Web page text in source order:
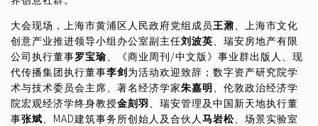
大会现场，上海市黄浦区人民政府党组成员王鼐、上海市文化
创意产业推进领导小组办公室副主任刘波英、瑞安房地产有限
公司执行董事罗宝瑜、《商业周刊/中文版》事业群出版人、现
代传播集团执行董事李剑为活动欢迎致辞；数字资产研究院学
术与技术委员会主席、著名经济学家朱嘉明、伦敦政治经济学
院宏观经济学终身教授金刻羽、瑞安管理及中国新天地执行董
事张斌、MAD建筑事务所创始人及合伙人马岩松、场景实验室